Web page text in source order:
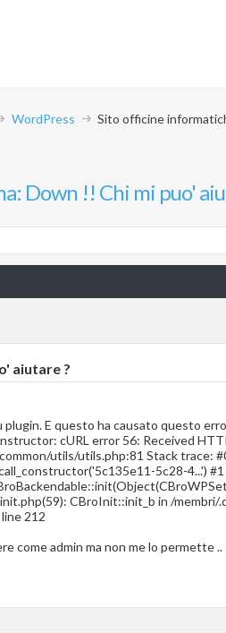
WordPress
Sito officine
Down !! Chi mi puo'
aiutare ?
E questo ha causato questo
cURL error 56: Received
utils/utils.php:81 Stack trace:
5c28-4...')
CBroInit::init_b in /membri/
212
come admin ma non me lo permette